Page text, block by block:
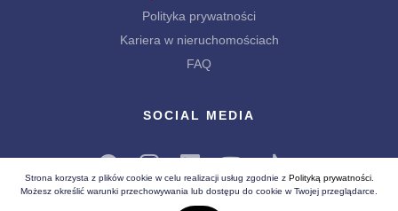
Polityka prywatności
Kariera w nieruchomościach
FAQ
SOCIAL MEDIA
Strona korzysta z plików cookie w celu realizacji usług zgodnie z Polityką prywatności.
Możesz określić warunki przechowywania lub dostępu do cookie w Twojej przeglądarce.